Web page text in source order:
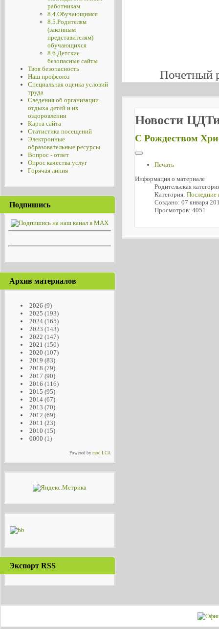
работникам
8.4.Обучающимся
8.5.Родителям
(законным
представителям)
обучающихся
8.6.Детские
безопасные сайты
Твоя безопасность
Наш профсоюз
Специальная оценка условий
труда
Сведения об организации
отдыха детей и их
оздоровлении
Карта сайта
Статистика посещений
Электронные
образовательные ресурсы
Вопрос - ответ
Опрос качества услуг
Горячая линия
Подпишись
Архив материалов
2026 (9)
2025 (193)
2024(165)
2023 (143)
2022 (147)
2021 (150)
2020 (107)
2019 (83)
2018 (79)
2017 (90)
2016 (116)
2015 (95)
2014(67)
2013 (70)
2012 (69)
2011 (23)
2010 (15)
0000 (1)
Powered bymod LCA
Экспорт RSS
Почетный
Новости
С Рождеством
Печать
Информация о материале
Родительская
Категория:Последние
Создано: 07 января
Просмотров: 4051